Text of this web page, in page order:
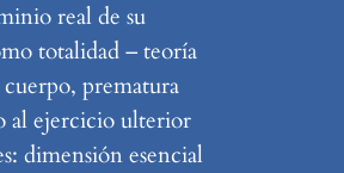
real de su
totalidad – teoría
prematura
al ejercicio ulterior
dimensión esencial